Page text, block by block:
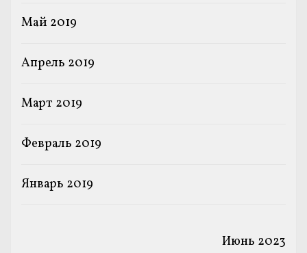
Май 2019
Апрель 2019
Март 2019
Февраль 2019
Январь 2019
Июнь 2023